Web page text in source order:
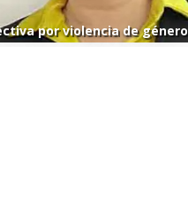
por violencia de género